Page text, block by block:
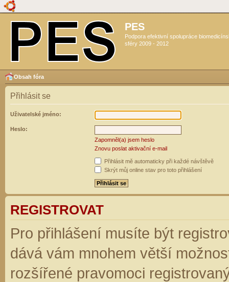
PES
Podpora efektivní spolupráce
sféry 2009 - 2012
Obsah fóra
Přihlásit se
Uživatelské jméno:
Heslo:
Zapomněl(a) jsem heslo
Znovu poslat aktivační e-mail
Přihlásit mě automaticky při každé návštěvě
Skrýt můj online stav pro toto přihlášení
REGISTROVAT
Pro přihlášení musíte být
dává vám mnohem větší
rozšířené pravomoci